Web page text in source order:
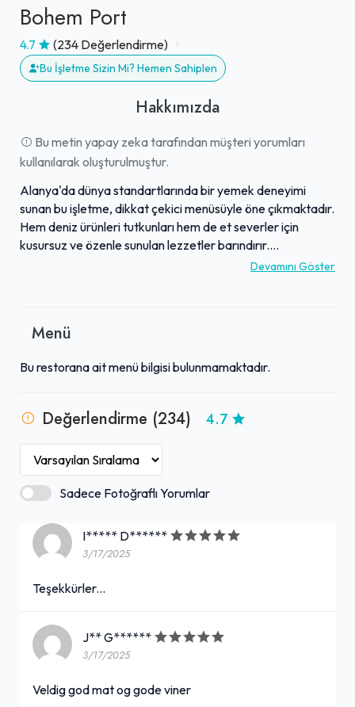
Bohem Port
4.7 (234 Değerlendirme)
Bu İşletme Sizin Mi? Hemen Sahiplen
Hakkımızda
Bu metin yapay zeka tarafından müşteri yorumları
kullanılarak oluşturulmuştur.
Alanya'da dünya standartlarında bir yemek deneyimi
sunan bu işletme, dikkat çekici menüsüyle öne çıkmaktadır.
Hem deniz ürünleri tutkunları hem de et severler için
kusursuz ve özenle sunulan lezzetler barındırır.
Başlangıçlar ve ana yemekler arasında servis edilen
atmosferiyle de keyifli bir ortam sunar. Zengin şarap
Alanya'nın en beğenilen restoranları arasında
Devamını Göster
Menü
Bu restorana ait menü bilgisi bulunmamaktadır.
Değerlendirme (234) 4.7
Sadece Fotoğraflı Yorumlar
I***** D******
3/17/2025
Teşekkürler...
J** G******
3/17/2025
Veldig god mat og gode viner